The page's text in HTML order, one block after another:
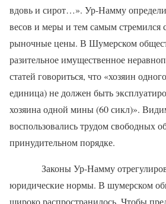
вдовь и сирот…». Ур-Намму
весов и меры и тем самым стремился
рыночные цены. В Шумерском
разительное имущественное
статей говориться, что «хозяин
единица) не должен быть
хозяина одной мины (60 сикл)».
воспользовались трудом свободных
принудительном порядке.
Законы Ур-Намму
юридические нормы. В шумерском
широко распространилось. Чтобы